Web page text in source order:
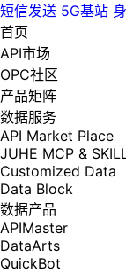
短信发送 5G基站
首页
API市场
OPC社区
产品矩阵
数据服务
API Market Place
JUHE MCP &
Customized Data
Data Block
数据产品
APIMaster
DataArts
QuickBot